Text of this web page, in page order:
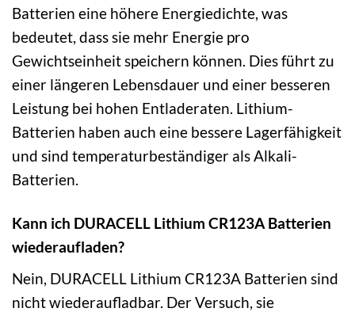
Batterien eine höhere Energiedichte, was
bedeutet, dass sie mehr Energie pro
Gewichtseinheit speichern können. Dies führt zu
einer längeren Lebensdauer und einer besseren
Leistung bei hohen Entladeraten. Lithium-
Batterien haben auch eine bessere Lagerfähigkeit
und sind temperaturbeständiger als Alkali-
Batterien.
Kann ich DURACELL Lithium CR123A Batterien
wiederaufladen?
Nein, DURACELL Lithium CR123A Batterien sind
nicht wiederaufladbar. Der Versuch, sie